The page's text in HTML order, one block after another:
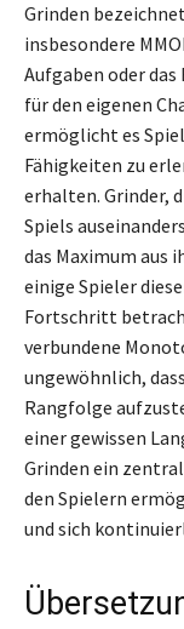
Grinden
insbesondere
Aufgaben oder
für den eigenen
ermöglicht es
Fähigkeiten zu
erhalten. Grinder,
Spiels
das Maximum aus
einige Spieler
Fortschritt
verbundene
ungewöhnlich,
Rangfolge
einer gewissen
Grinden ein
den Spielern
und sich